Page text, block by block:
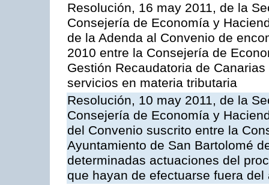
Resolución, 16 may 2011, de la
Consejería de Economía y
de la Adenda al Convenio de
2010 entre la Consejería de
Gestión Recaudatoria de
servicios en materia tributaria
Resolución, 10 may 2011, de la
Consejería de Economía y
del Convenio suscrito entre la
Ayuntamiento de San Bartolomé
determinadas actuaciones del
que hayan de efectuarse fuera